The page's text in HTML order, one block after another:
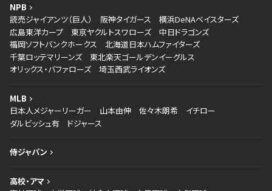
NPB
読売ジャイアンツ（巨人）
阪神タイガース
横浜DeNAベイスターズ
広島東洋カープ
東京ヤクルトスワローズ
中日ドラゴンズ
福岡ソフトバンクホークス
北海道日本ハムファイターズ
千葉ロッテマリーンズ
東北楽天ゴールデンイーグルス
オリックス・バファローズ
埼玉西武ライオンズ
MLB
日本人メジャーリーガー
山本由伸 佐々木朗希
イチロー
ダルビッシュ有
ドジャース
侍ジャパン
高校・アマ